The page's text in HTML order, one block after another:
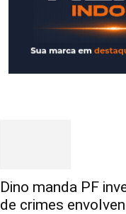
Dino manda PF
de crimes